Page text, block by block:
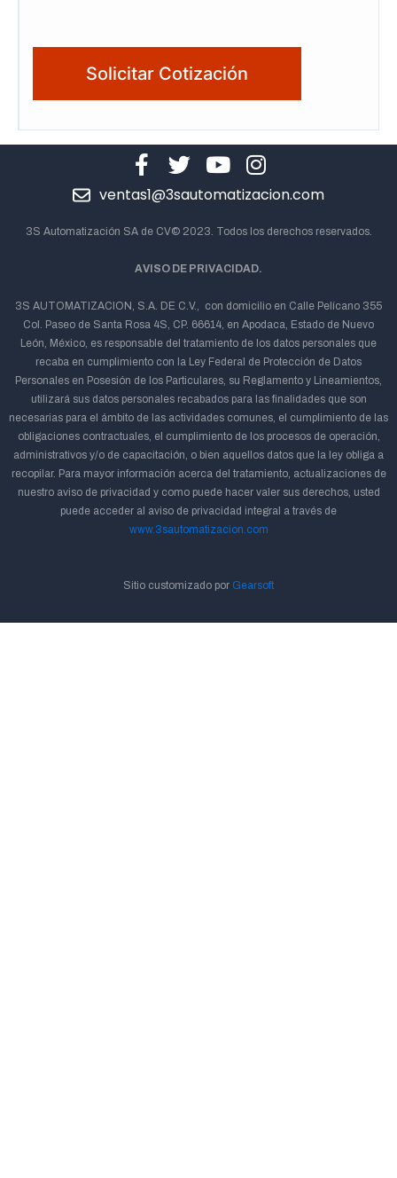
ventas1@3sautomatizacion.com
3S Automatización SA de CV© 2023. Todos los derechos reservados.
AVISO DE PRIVACIDAD.
3S AUTOMATIZACION, S.A. DE C.V., con domicilio en Calle Pelícano 355
Col. Paseo de Santa Rosa 4S, CP. 66614, en Apodaca, Estado de Nuevo
León, México, es responsable del tratamiento de los datos personales que
recaba en cumplimiento con la Ley Federal de Protección de Datos
Personales en Posesión de los Particulares, su Reglamento y Lineamientos,
utilizará sus datos personales recabados para las finalidades que son
necesarias para el ámbito de las actividades comunes, el cumplimiento de las
obligaciones contractuales, el cumplimiento de los procesos de operación,
administrativos y/o de capacitación, o bien aquellos datos que la ley obliga a
recopilar. Para mayor información acerca del tratamiento, actualizaciones de
nuestro aviso de privacidad y como puede hacer valer sus derechos, usted
puede acceder al aviso de privacidad integral a través de
www.3sautomatizacion.com
Sitio customizado por Gearsoft